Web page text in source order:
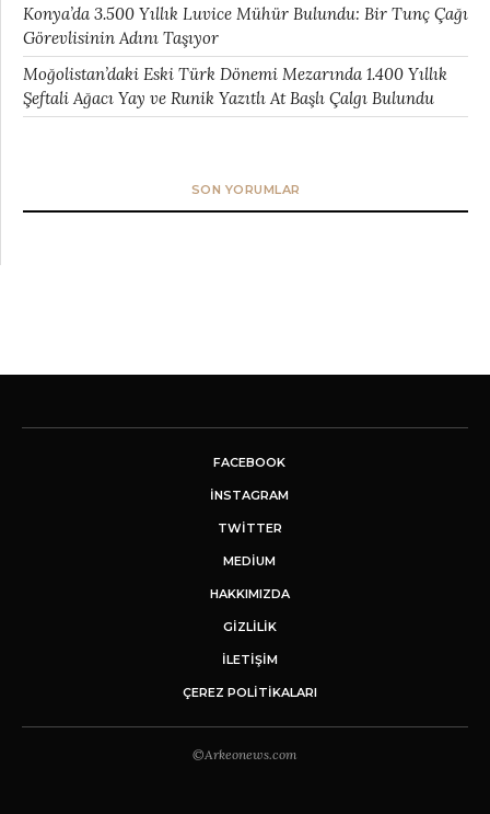
Konya’da 3.500 Yıllık Luvice Mühür Bulundu: Bir Tunç Çağı
Görevlisinin Adını Taşıyor
Moğolistan’daki Eski Türk Dönemi Mezarında 1.400 Yıllık
Şeftali Ağacı Yay ve Runik Yazıtlı At Başlı Çalgı Bulundu
SON YORUMLAR
FACEBOOK
INSTAGRAM
TWITTER
MEDIUM
HAKKIMIZDA
GİZLİLİK
İLETIŞIM
ÇEREZ POLITIKALARI
©Arkeonews.com